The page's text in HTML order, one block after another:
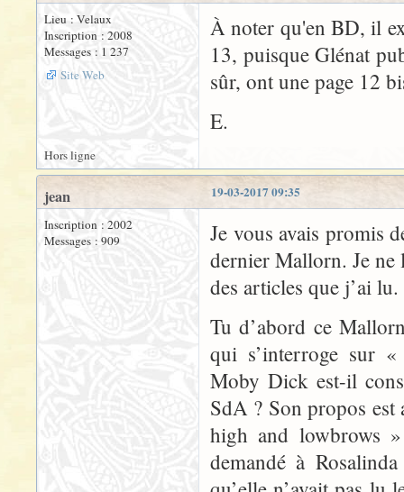
Lieu : Velaux
Inscription : 2008
Messages : 1 237
Site Web
À noter qu'en BD, il
13, puisque Glénat
sûr, ont une page 12
E.
Hors ligne
19-03-2017 09:35
jean
Inscription : 2002
Messages : 909
Je vous avais promis
dernier Mallorn. Je ne
des articles que j’ai lu.
Tu d’abord ce
qui s’interroge sur
Moby Dick est-il
SdA ? Son propos est
high and lowbrows
demandé à